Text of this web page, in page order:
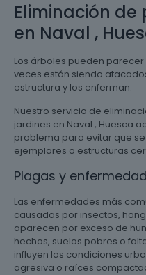
Eliminación
en Naval ,
Los árboles pueden
veces están siendo
estructura y los enferman.
Nuestro servicio de
jardines en Naval , Huesca
problema para evitar que
ejemplares o estructuras
Plagas y
Las enfermedades más
causadas por insectos,
aparecen por exceso de
hechos, suelos pobres o
influyen las condiciones
agresiva o raíces